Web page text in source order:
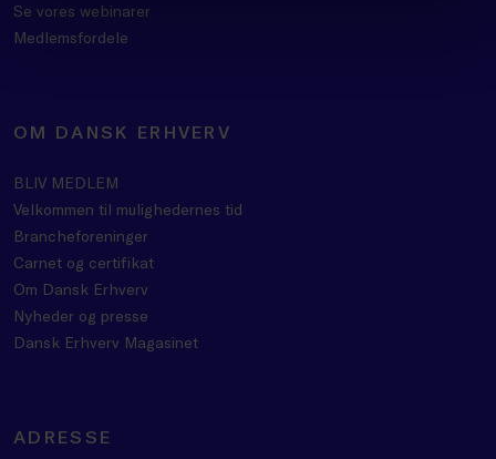
Se vores webinarer
Medlemsfordele
OM DANSK ERHVERV
BLIV MEDLEM
Velkommen til mulighedernes tid
Brancheforeninger
Carnet og certifikat
Om Dansk Erhverv
Nyheder og presse
Dansk Erhverv Magasinet
ADRESSE